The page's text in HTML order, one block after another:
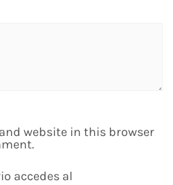
website in this browser
accedes al